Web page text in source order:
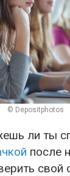
© Depositphotos
ли ты
после
свой